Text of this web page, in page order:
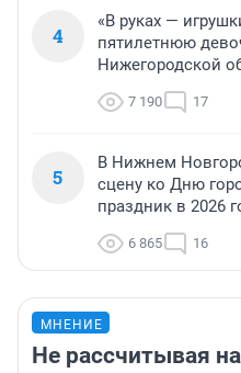
4
«В руках —
пятилетнюю
Нижегородской
7 190 17
5
В Нижнем
сцену ко Дню
праздник в 2026
6 865 16
МНЕНИЕ
Не рассчитывая на